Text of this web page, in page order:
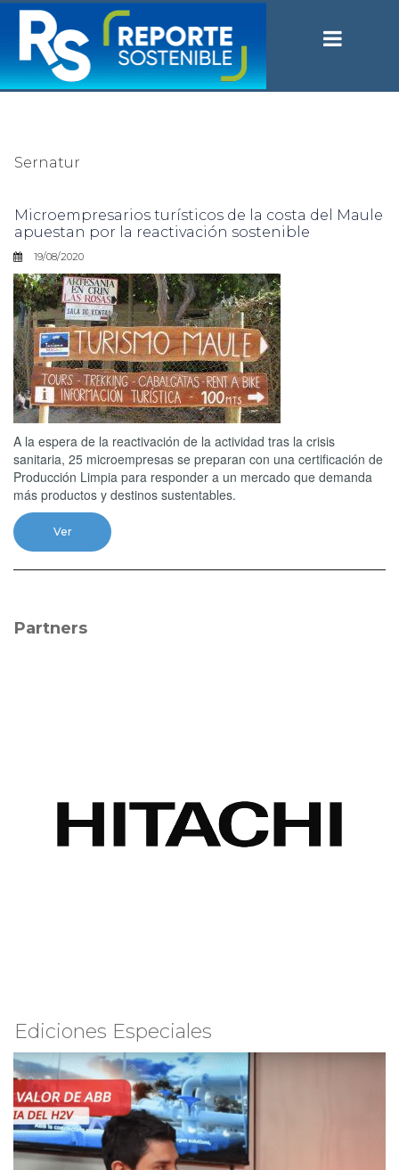
Sernatur
Microempresarios turísticos de la costa del Maule
apuestan por la reactivación sostenible
19/08/2020
A la espera de la reactivación de la actividad tras la crisis
sanitaria, 25 microempresas se preparan con una certificación de
Producción Limpia para responder a un mercado que demanda
más productos y destinos sustentables.
Ver
Partners
Ediciones Especiales